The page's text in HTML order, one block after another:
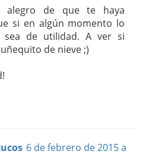
alegro de que te haya
si en algún momento lo
sea de utilidad. A ver si
de nieve ;)
6 de febrero de 2015 a